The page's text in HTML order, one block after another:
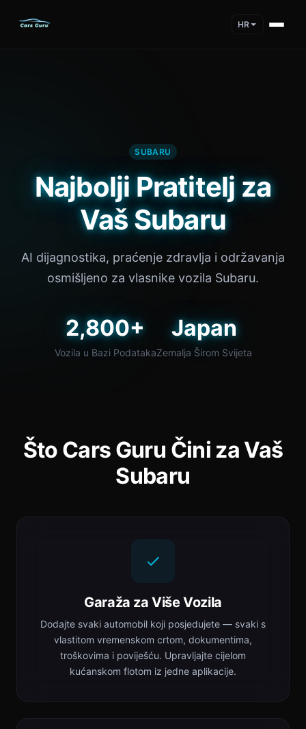
HR
SUBARU
Najbolji Pratitelj za
Vaš Subaru
AI dijagnostika, praćenje zdravlja i održavanja
osmišljeno za vlasnike vozila Subaru.
2,800+
Vozila u Bazi Podataka
Japan
Zemalja Širom Svijeta
Što Cars Guru Čini za Vaš
Subaru
Garaža za Više Vozila
Dodajte svaki automobil koji posjedujete — svaki s
vlastitom vremenskom crtom, dokumentima,
troškovima i poviješću. Upravljajte cijelom
kućanskom flotom iz jedne aplikacije.